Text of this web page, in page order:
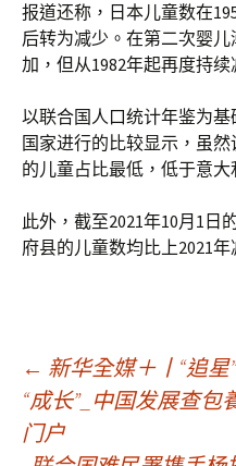
报道还称，日本儿童数在
后转为减少。在第二次婴儿
加，但从1982年起再度持续
以联合国人口统计年鉴为
国家进行的比较显示，虽
的儿童占比最低，低于意大
此外，截至2021年10月1日
府县的儿童数均比上2021年
文
章
← 新华全媒＋丨“追
“成长”_中国发展查
门户